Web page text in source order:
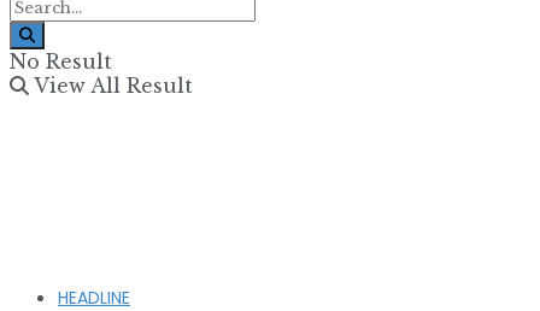
No Result
View All Result
HEADLINE